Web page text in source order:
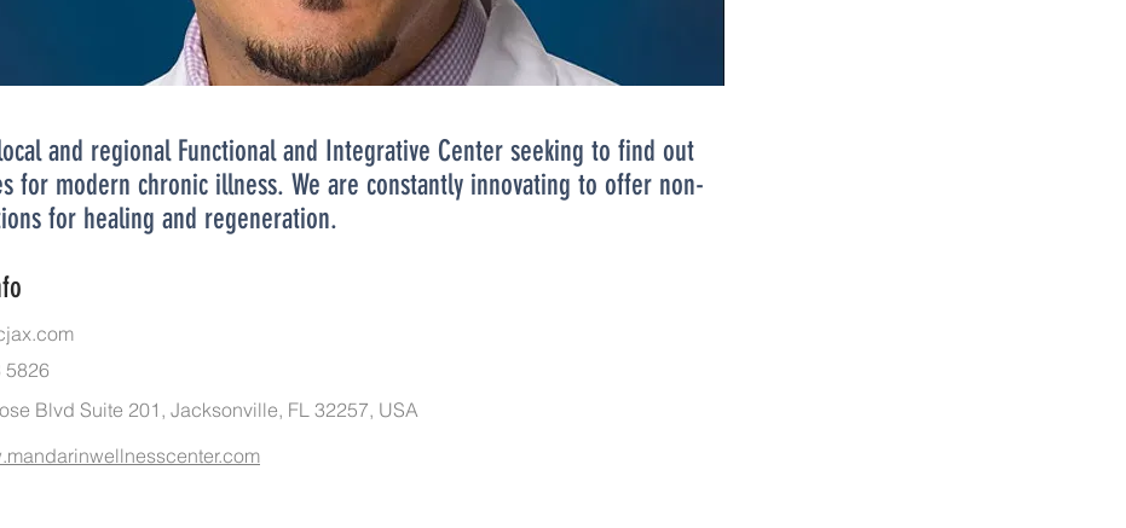
and regional Functional and Integrative Center seeking to find out
for modern chronic illness. We are constantly innovating to offer non-
for healing and regeneration.
5826
Blvd Suite 201, Jacksonville, FL 32257, USA